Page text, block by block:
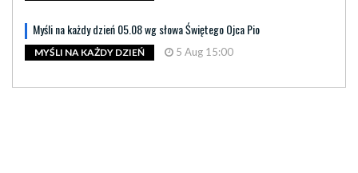
Myśli na każdy dzień 05.08 wg słowa Świętego Ojca Pio
MYŚLI NA KAŻDY DZIEŃ 5 Aug 15:00